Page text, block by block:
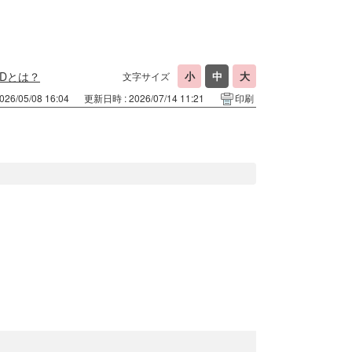
文字サイズ
とは？
05/08 16:04 更新日時 : 2026/07/14 11:21 印刷